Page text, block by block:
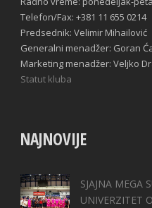
Telefon/Fax: +381 11 655 0214
Predsednik: Velimir Mihailović
Generalni menadžer: Goran
Marketing menadžer: Veljko
Statut kluba
NAJNOVIJE
SJAJNA MEGA
UNIVERZITET